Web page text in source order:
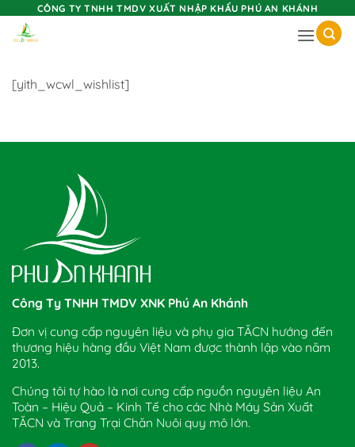
CÔNG TY TNHH TMDV XUẤT NHẬP KHẨU PHÚ AN KHÁNH
[yith_wcwl_wishlist]
Công Ty TNHH TMDV XNK Phú An Khánh
Đơn vị cung cấp nguyên liệu và phụ gia TĂCN hướng đến
thương hiệu hàng đầu Việt Nam được thành lập vào năm
2013.
Chúng tôi tự hào là nơi cung cấp nguồn nguyên liệu An
Toàn – Hiệu Quả – Kinh Tế cho các Nhà Máy Sản Xuất
TĂCN và Trang Trại Chăn Nuôi quy mô lớn.